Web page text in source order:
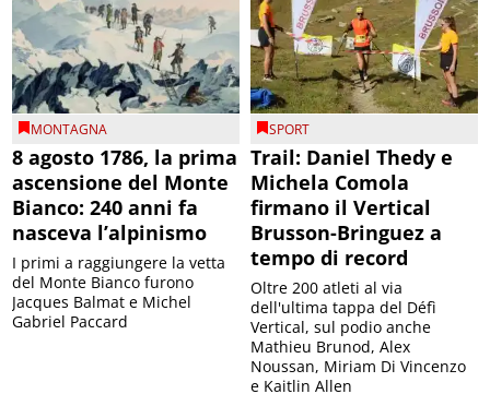
MONTAGNA
8 agosto 1786, la prima
ascensione del Monte
Bianco: 240 anni fa
nasceva l’alpinismo
I primi a raggiungere la vetta
del Monte Bianco furono
Jacques Balmat e Michel
Gabriel Paccard
SPORT
Trail: Daniel Thedy e
Michela Comola
firmano il Vertical
Brusson-Bringuez a
tempo di record
Oltre 200 atleti al via
dell'ultima tappa del Défì
Vertical, sul podio anche
Mathieu Brunod, Alex
Noussan, Miriam Di Vincenzo
e Kaitlin Allen